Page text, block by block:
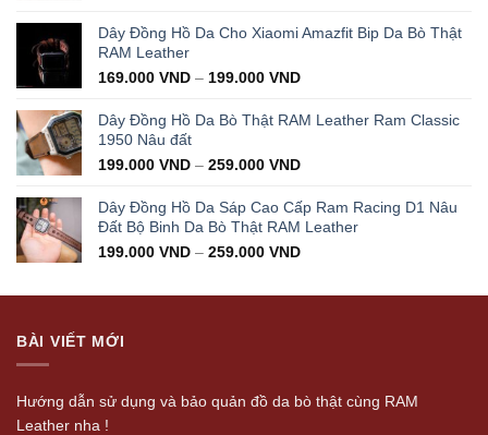
was:
is:
199.000 VND.
Dây Đồng Hồ Da Cho Xiaomi Amazfit Bip Da Bò Thật
RAM Leather
169.000 VND – 199.000 VND
Dây Đồng Hồ Da Bò Thật RAM Leather Ram Classic
1950 Nâu đất
199.000 VND – 259.000 VND
Dây Đồng Hồ Da Sáp Cao Cấp Ram Racing D1 Nâu
Đất Bộ Binh Da Bò Thật RAM Leather
199.000 VND – 259.000 VND
BÀI VIẾT MỚI
Hướng dẫn sử dụng và bảo quản đồ da bò thật cùng RAM
Leather nha !